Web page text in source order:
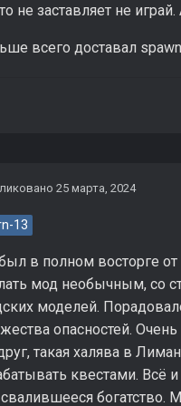
не заставляет не
всего доставал
25 марта, 2024
13
в полном восторге
мод необычным, со
моделей.
опасностей.
такая халява в
квестами. Всё
богатство.